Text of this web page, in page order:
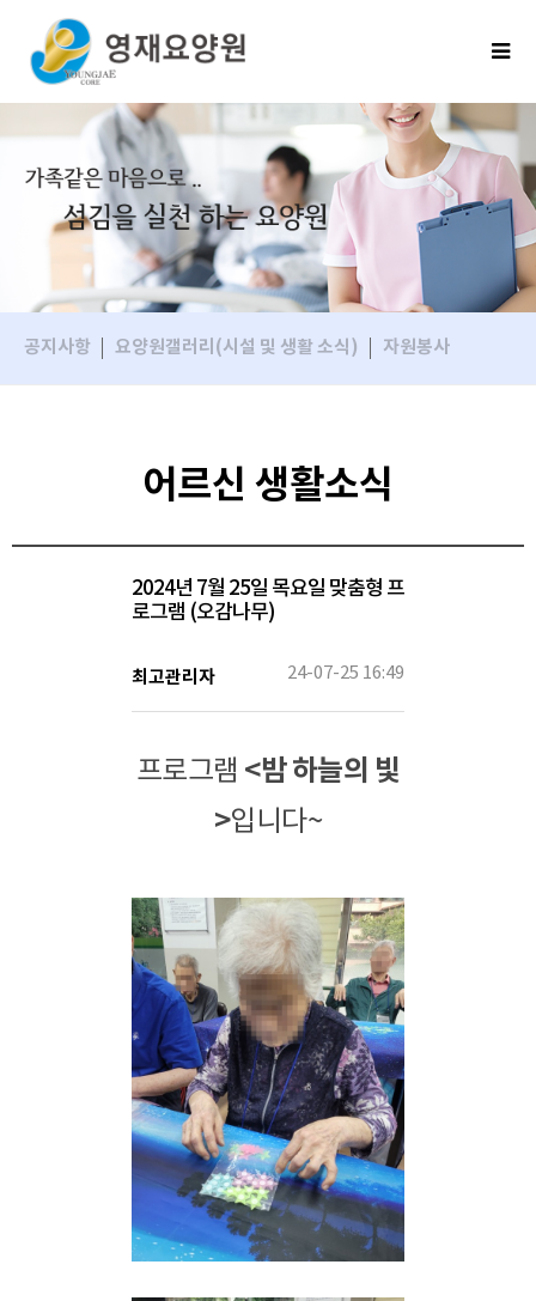
공지사항 요양원갤러리(시설 및 생활 소식) 자원봉사
어르신 생활소식
2024년 7월 25일 목요일 맞춤형 프
로그램 (오감나무)
최고관리자 24-07-25 16:49
프로그램 <밤 하늘의 빛
>입니다~